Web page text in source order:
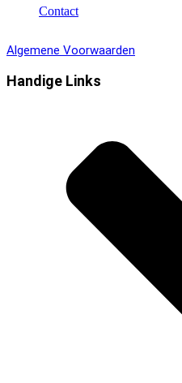
Contact
Algemene Voorwaarden
Handige Links